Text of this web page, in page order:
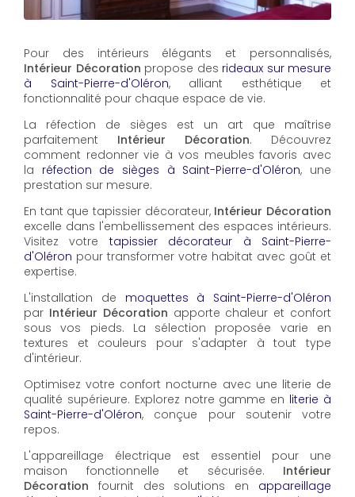
Pour des intérieurs élégants et personnalisés,
Intérieur Décoration propose des rideaux sur mesure
à Saint-Pierre-d'Oléron, alliant esthétique et
fonctionnalité pour chaque espace de vie.
La réfection de sièges est un art que maîtrise
parfaitement Intérieur Décoration. Découvrez
comment redonner vie à vos meubles favoris avec
la réfection de sièges à Saint-Pierre-d'Oléron, une
prestation sur mesure.
En tant que tapissier décorateur, Intérieur Décoration
excelle dans l'embellissement des espaces intérieurs.
Visitez votre tapissier décorateur à Saint-Pierre-
d'Oléron pour transformer votre habitat avec goût et
expertise.
L'installation de moquettes à Saint-Pierre-d'Oléron
par Intérieur Décoration apporte chaleur et confort
sous vos pieds. La sélection proposée varie en
textures et couleurs pour s'adapter à tout type
d'intérieur.
Optimisez votre confort nocturne avec une literie de
qualité supérieure. Explorez notre gamme en literie à
Saint-Pierre-d'Oléron, conçue pour soutenir votre
repos.
L'appareillage électrique est essentiel pour une
maison fonctionnelle et sécurisée. Intérieur
Décoration fournit des solutions en appareillage